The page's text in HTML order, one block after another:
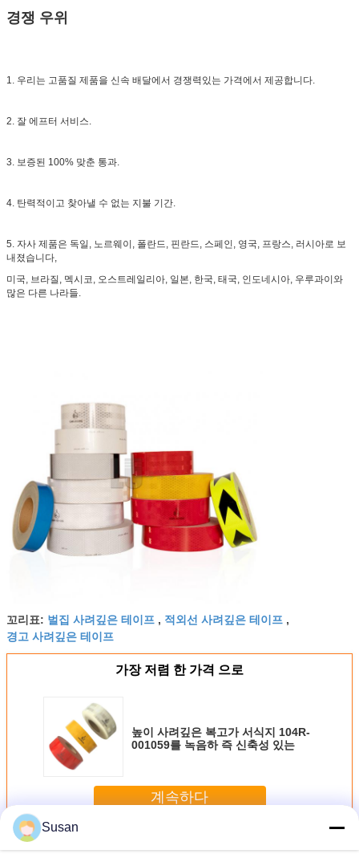
경쟁 우위
1. 우리는 고품질 제품을 신속 배달에서 경쟁력있는 가격에서 제공합니다.
2. 잘 에프터 서비스.
3. 보증된 100% 맞춘 통과.
4. 탄력적이고 찾아낼 수 없는 지불 기간.
5. 자사 제품은 독일, 노르웨이, 폴란드, 핀란드, 스페인, 영국, 프랑스, 러시아로 보
내졌습니다,
미국, 브라질, 멕시코, 오스트레일리아, 일본, 한국, 태국, 인도네시아, 우루과이와
많은 다른 나라들.
꼬리표: 벌집 사려깊은 테이프 , 적외선 사려깊은 테이프 ,
경고 사려깊은 테이프
가장 저렴 한 가격 으로
높이 사려깊은 복고가 서식지 104R-
001059를 녹음하 즉 신축성 있는
계속하다
더 많은 것
Susan